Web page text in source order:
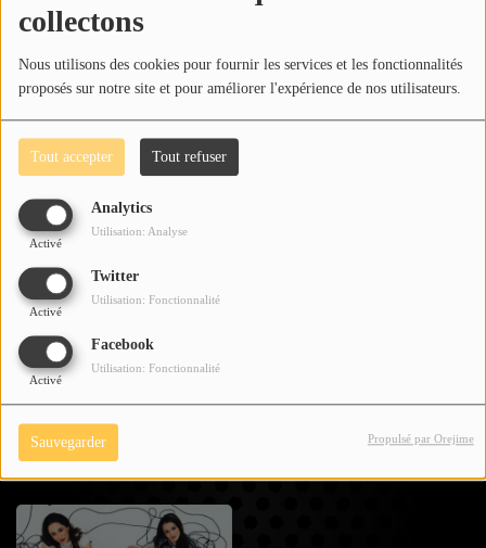
collectons
Nous utilisons des cookies pour fournir les services et les fonctionnalités
proposés sur notre site et pour améliorer l'expérience de nos utilisateurs.
Tout accepter Tout refuser
Analytics
Activé
Utilisation: Analyse
Twitter
Activé
Utilisation: Fonctionnalité
Facebook
Activé
Utilisation: Fonctionnalité
Sauvegarder Propulsé par Orejime
Cadeau
Contact
!
Voir aussi